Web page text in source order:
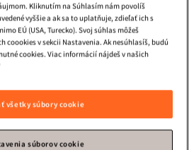
Kliknutím na Súhlasím nám povolíš
vyššie a ak sa to uplatňuje, zdieľať ich s
EÚ (USA, Turecko). Svoj súhlas môžeš
coookies v sekcii Nastavenia. Ak nesúhlasíš, budú
cookies. Viac informácií nájdeš v našich
všetky súbory cookie
súborov cookie